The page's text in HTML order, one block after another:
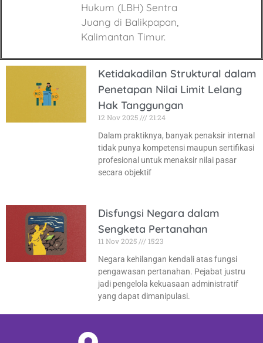
Hukum (LBH) Sentra
Juang di Balikpapan,
Kalimantan Timur.
Ketidakadilan Struktural dalam
Penetapan Nilai Limit Lelang
Hak Tanggungan
12 Nov 2025
21:24
Dalam praktiknya, banyak penaksir internal
tidak punya kompetensi maupun sertifikasi
profesional untuk menaksir nilai pasar
secara objektif
Disfungsi Negara dalam
Sengketa Pertanahan
11 Nov 2025
15:23
Negara kehilangan kendali atas fungsi
pengawasan pertanahan. Pejabat justru
jadi pengelola kekuasaan administratif
yang dapat dimanipulasi.